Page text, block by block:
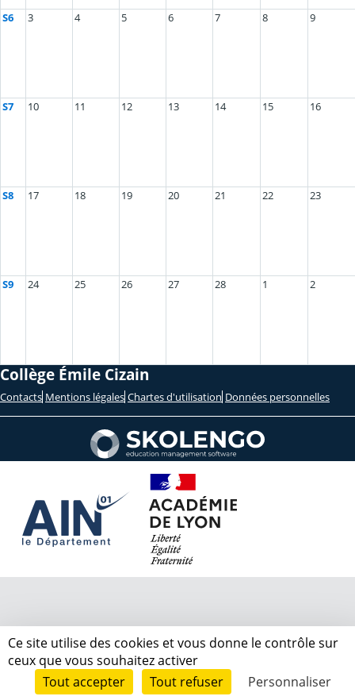
S6 3 4 5 6 7 8 9
S7 10 11 12 13 14 15 16
S8 17 18 19 20 21 22 23
S9 24 25 26 27 28 1 2
Collège Émile Cizain
Contacts Mentions légales Chartes d'utilisation Données personnelles
Ce site utilise des cookies et vous donne le contrôle sur
ceux que vous souhaitez activer
Tout accepter
Tout refuser Personnaliser